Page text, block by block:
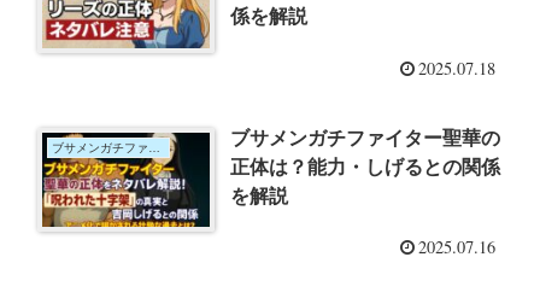
係を解説
2025.07.18
ブサメンガチファイター聖華の
正体は？能力・しげるとの関係
を解説
2025.07.16